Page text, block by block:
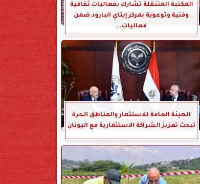
المكتبة المتنقلة تشارك بفعاليات ثقافية
وفنية وتوعوية بمركز إيتاي البارود ضمن
فعاليات...
الهيئة العامة للاستثمار والمناطق الحرة
تبحث تعزيز الشراكة الاستثمارية مع اليونان